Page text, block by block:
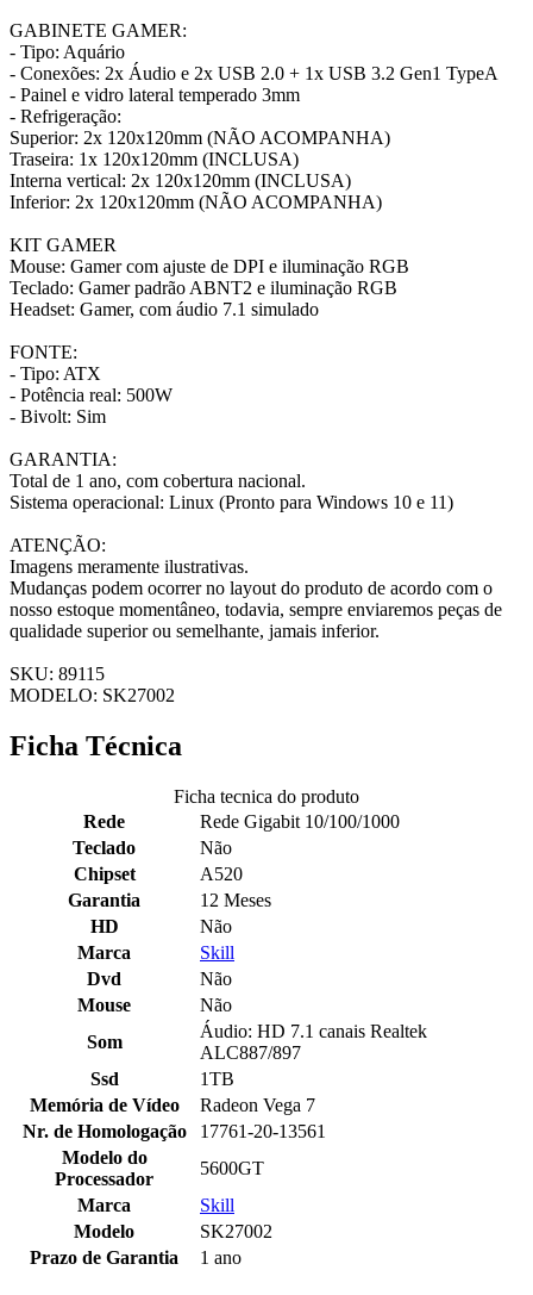
GABINETE GAMER:
- Tipo: Aquário
- Conexões: 2x Áudio e 2x USB 2.0 + 1x USB 3.2 Gen1 TypeA
- Painel e vidro lateral temperado 3mm
- Refrigeração:
Superior: 2x 120x120mm (NÃO ACOMPANHA)
Traseira: 1x 120x120mm (INCLUSA)
Interna vertical: 2x 120x120mm (INCLUSA)
Inferior: 2x 120x120mm (NÃO ACOMPANHA)
KIT GAMER
Mouse: Gamer com ajuste de DPI e iluminação RGB
Teclado: Gamer padrão ABNT2 e iluminação RGB
Headset: Gamer, com áudio 7.1 simulado
FONTE:
- Tipo: ATX
- Potência real: 500W
- Bivolt: Sim
GARANTIA:
Total de 1 ano, com cobertura nacional.
Sistema operacional: Linux (Pronto para Windows 10 e 11)
ATENÇÃO:
Imagens meramente ilustrativas.
Mudanças podem ocorrer no layout do produto de acordo com o
nosso estoque momentâneo, todavia, sempre enviaremos peças de
qualidade superior ou semelhante, jamais inferior.
SKU: 89115
MODELO: SK27002
Ficha Técnica
Ficha tecnica do produto
Rede
Rede Gigabit 10/100/1000
Teclado
Não
Chipset
A520
Garantia
12 Meses
HD
Não
Marca
Skill
Dvd
Não
Mouse
Não
Som
Áudio: HD 7.1 canais Realtek
ALC887/897
Ssd
1TB
Memória de Vídeo
Radeon Vega 7
Nr. de Homologação
17761-20-13561
Modelo do
Processador
5600GT
Marca
Skill
Modelo
SK27002
Prazo de Garantia
1 ano